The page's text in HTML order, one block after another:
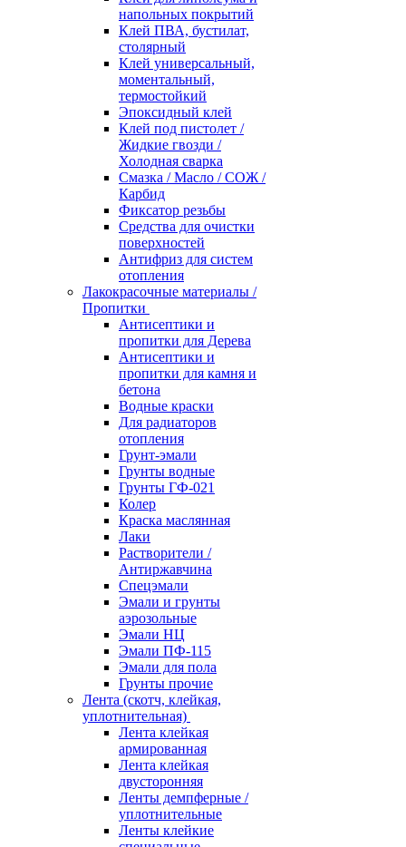
напольных покрытий
Клей ПВА, бустилат,
столярный
Клей универсальный,
моментальный,
термостойкий
Эпоксидный клей
Клей под пистолет /
Жидкие гвозди /
Холодная сварка
Смазка / Масло / СОЖ /
Карбид
Фиксатор резьбы
Средства для очистки
поверхностей
Антифриз для систем
отопления
Лакокрасочные материалы /
Пропитки
Антисептики и
пропитки для Дерева
Антисептики и
пропитки для камня и
бетона
Водные краски
Для радиаторов
отопления
Грунт-эмали
Грунты водные
Грунты ГФ-021
Колер
Краска маслянная
Лаки
Растворители /
Антиржавчина
Спецэмали
Эмали и грунты
аэрозольные
Эмали НЦ
Эмали ПФ-115
Эмали для пола
Грунты прочие
Лента (скотч, клейкая,
уплотнительная)
Лента клейкая
армированная
Лента клейкая
двусторонняя
Ленты демпферные /
уплотнительные
Ленты клейкие